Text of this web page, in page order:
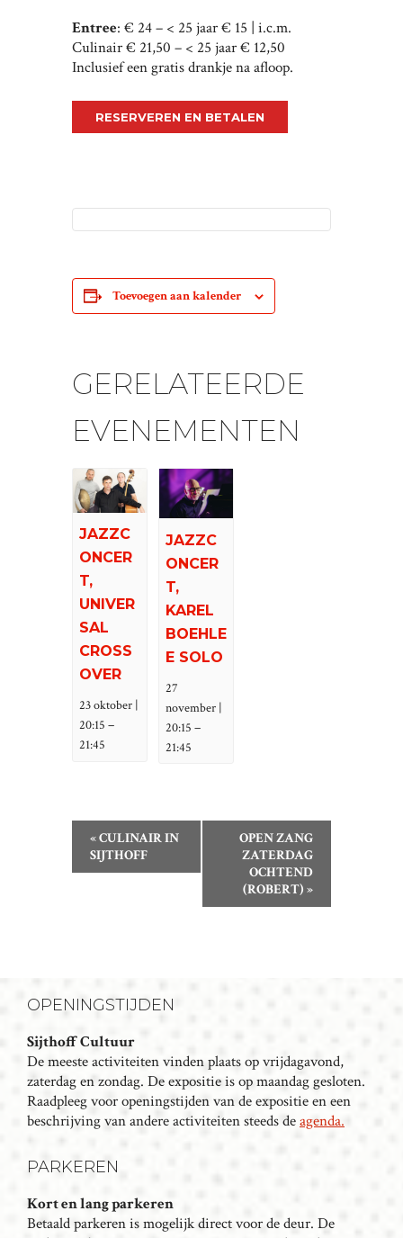
Entree: € 24 – < 25 jaar € 15 | i.c.m.
Culinair € 21,50 – < 25 jaar € 12,50
Inclusief een gratis drankje na afloop.
RESERVEREN EN BETALEN
Toevoegen aan kalender
GERELATEERDE
EVENEMENTEN
JAZZC
ONCER
T,
UNIVER
SAL
CROSS
OVER
23 oktober |
20:15 –
21:45
JAZZC
ONCER
T,
KAREL
BOEHLE
E SOLO
27
november |
20:15 –
21:45
E
N
T
N
A
V
I
G
A
I
E
«CULINAIR IN
SIJTHOFF
OPEN ZANG
ZATERDAG
OCHTEND
(ROBERT) »
OPENINGSTIJDEN
Sijthoff Cultuur
De meeste activiteiten vinden plaats op vrijdagavond,
zaterdag en zondag. De expositie is op maandag gesloten.
Raadpleeg voor openingstijden van de expositie en een
beschrijving van andere activiteiten steeds deagenda.
PARKEREN
Kort en lang parkeren
Betaald parkeren is mogelijk direct voor de deur. De